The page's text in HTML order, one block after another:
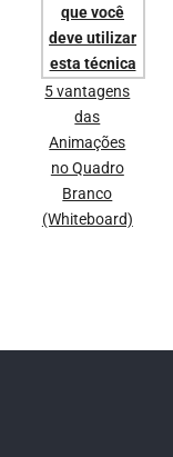
5 vantagens
das
Animações
no Quadro
Branco
(Whiteboard)